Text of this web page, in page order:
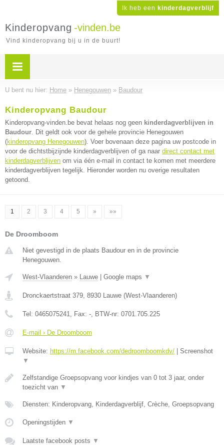
Ik heb een kinderdagverblijf
Kinderopvang -vinden.be
Vind kinderopvang bij u in de buurt!
U bent nu hier: Home » Henegouwen » Baudour
Kinderopvang Baudour
Kinderopvang-vinden.be bevat helaas nog geen kinderdagverblijven in
Baudour. Dit geldt ook voor de gehele provincie Henegouwen
(kinderopvang Henegouwen). Voer bovenaan deze pagina uw postcode in
voor de dichtstbijzijnde kinderdagverblijven of ga naar direct contact met
kinderdagverblijven om via één e-mail in contact te komen met meerdere
kinderdagverblijven tegelijk. Hieronder worden nu overige resultaten
getoond.
1 2 3 4 5 » »»
De Droomboom
Niet gevestigd in de plaats Baudour en in de provincie
Henegouwen.
West-Vlaanderen » Lauwe Google maps ▼
Dronckaertstraat 379, 8930 Lauwe (West-Vlaanderen)
Tel: 0465075241, Fax: -, BTW-nr: 0701.705.225
E-mail › De Droomboom
Website: https://m.facebook.com/dedroomboomkdv/
Screenshot
▼
Zelfstandige Groepsopvang voor kindjes van 0 tot 3 jaar, onder
toezicht van ▼
Diensten: Kinderopvang, Kinderdagverblijf, Crèche, Groepsopvang
Openingstijden ▼
Laatste facebook posts ▼